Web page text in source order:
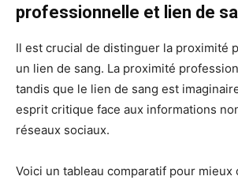
professionnelle et lien de
Il est crucial de distinguer la proximité
un lien de sang. La proximité
tandis que le lien de sang est
esprit critique face aux informations
réseaux sociaux.
Voici un tableau comparatif pour mieux